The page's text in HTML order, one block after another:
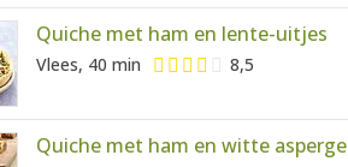
Quiche met ham en lente-uitjes
Vlees, 40 min 8,5
Quiche met ham en witte